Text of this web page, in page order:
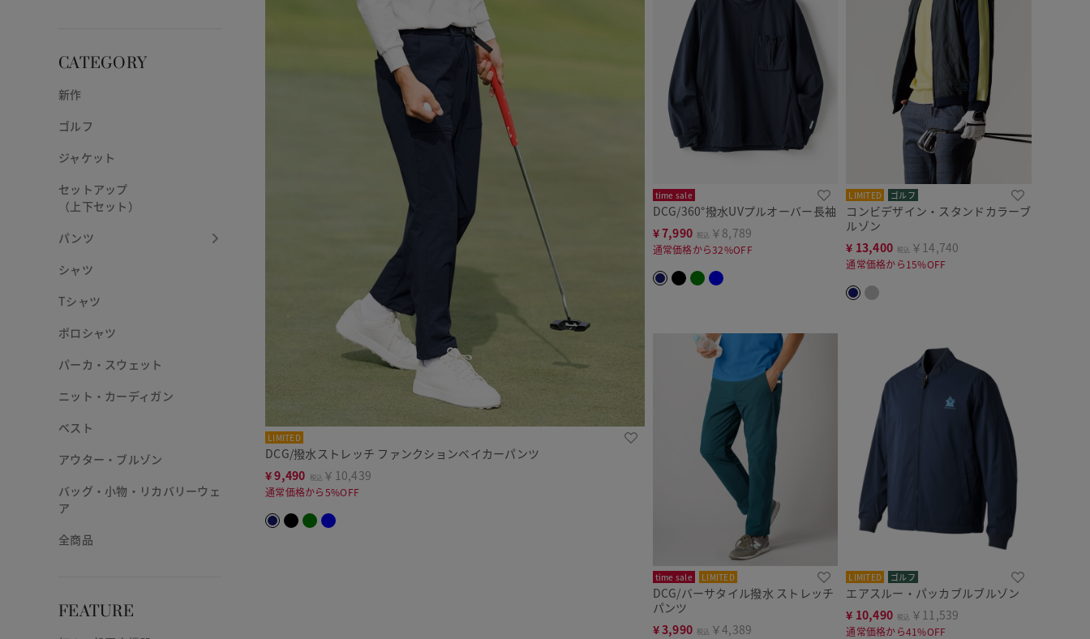
CATEGORY
新作
ゴルフ
ジャケット
セットアップ
（上下セット）
パンツ
シャツ
Tシャツ
ポロシャツ
パーカ・スウェット
ニット・カーディガン
ベスト
アウター・ブルゾン
バッグ・小物・リカバリーウェ
ア
全商品
FEATURE
LIMITED
DCG/撥水ストレッチ ファンクションベイカーパンツ
¥9,490 税込 ￥10,439
通常価格から5%OFF
time sale
DCG/360°撥水UVプルオーバー長袖
¥7,990 税込 ￥8,789
通常価格から32%OFF
LIMITED ゴルフ
コンビデザイン・スタンドカラーブ
ルゾン
¥ 13,400 税込 ￥14,740
通常価格から15%OFF
time sale LIMITED
DCG/バーサタイル撥水 ストレッチ
パンツ
¥3,990 税込 ￥4,389
LIMITED ゴルフ
エアスルー・パッカブルブルゾン
¥ 10,490 税込 ￥11,539
通常価格から41%OFF